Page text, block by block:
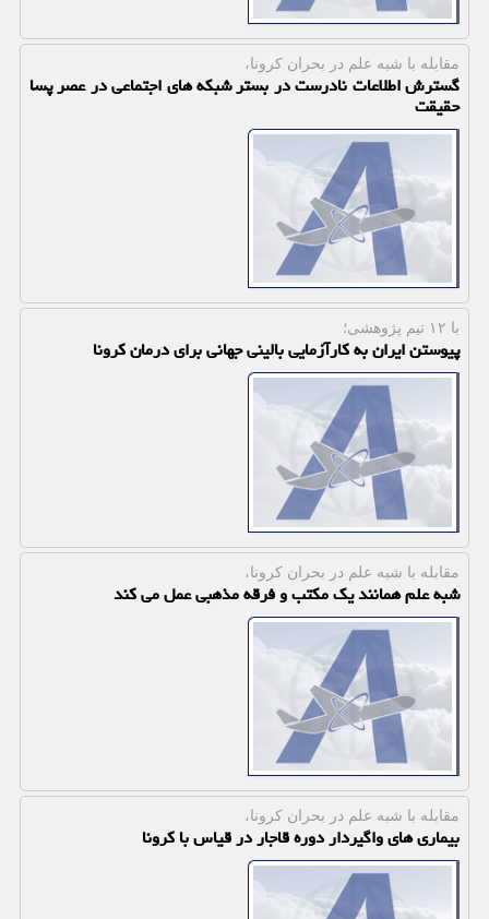
مقابله با شبه علم در بحران كرونا،
گسترش اطلاعات نادرست در بستر شبكه های اجتماعی در عصر پسا
حقیقت
با ۱۲ تیم پژوهشی؛
پیوستن ایران به كارآزمایی بالینی جهانی برای درمان كرونا
مقابله با شبه علم در بحران كرونا،
شبه علم همانند یك مكتب و فرقه مذهبی عمل می كند
مقابله با شبه علم در بحران كرونا،
بیماری های واگیردار دوره قاجار در قیاس با كرونا